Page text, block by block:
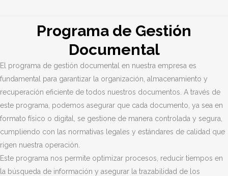
Programa de Gestión
Documental
El programa de gestión documental en nuestra empresa es
fundamental para garantizar la organización, almacenamiento y
recuperación eficiente de todos nuestros documentos. A través de
este programa, podemos asegurar que cada documento, ya sea en
formato físico o digital, se gestione de manera controlada y segura,
cumpliendo con las normativas legales y estándares de calidad que
rigen nuestra operación.
Este programa nos permite optimizar procesos, reducir tiempos en
la búsqueda de información y asegurar la trazabilidad de los